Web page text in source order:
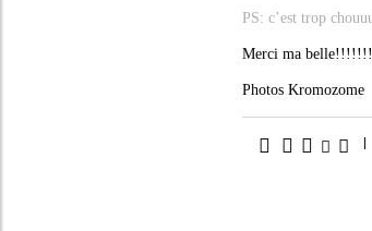
PS: c’est trop
Merci ma
Photos Kromozome
|